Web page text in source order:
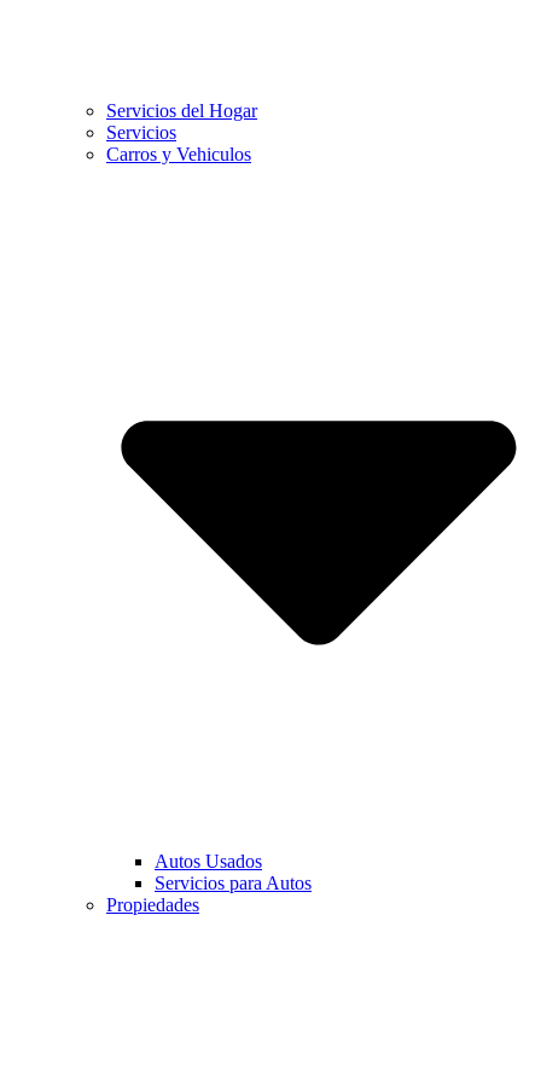
Servicios del Hogar
Servicios
Carros y Vehiculos
Autos Usados
Servicios para Autos
Propiedades